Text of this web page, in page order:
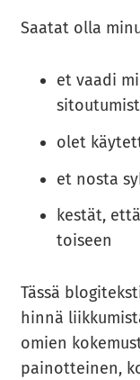
Saa­tat olla
et vaadi
olet
et nosta
kestät,
toiseen
Tässä
hin­nä
omien
pai­not­tei­nen,